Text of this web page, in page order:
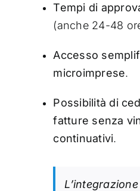
Tempi di
(anche 24-48
Accesso
microimprese.
Possibilità di
fatture senza
continuativi.